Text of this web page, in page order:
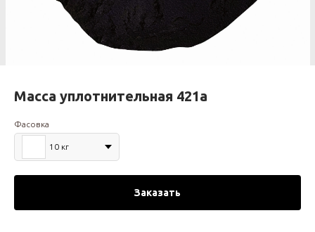
Масса уплотнительная 421а
Фасовка
10 кг
Заказать